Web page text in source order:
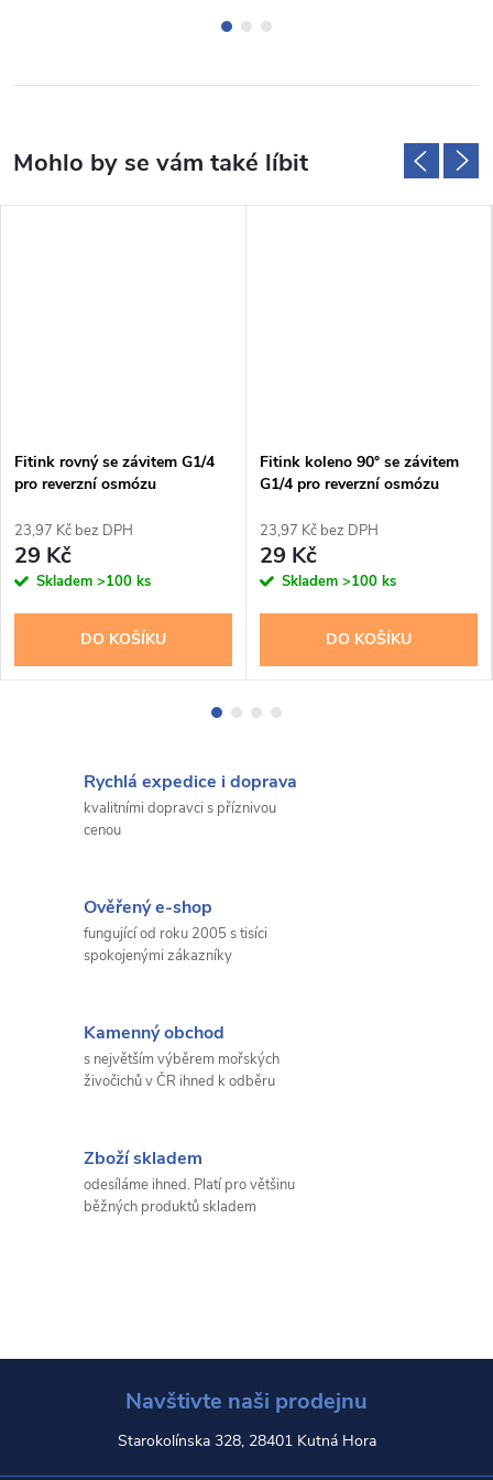
Fitink rovný se závitem G1/4
pro reverzní osmózu
23,97 Kč bez DPH
29 Kč
Skladem >100 ks
DO KOŠÍKU
Fitink koleno 90° se závitem
G1/4 pro reverzní osmózu
23,97 Kč bez DPH
29 Kč
Skladem >100 ks
DO KOŠÍKU
Rychlá expedice i doprava
kvalitními dopravci s příznivou
cenou
Ověřený e-shop
fungující od roku 2005 s tisíci
spokojenými zákazníky
Kamenný obchod
s největším výběrem mořských
živočichů v ČR ihned k odběru
Zboží skladem
odesíláme ihned. Platí pro většinu
běžných produktů skladem
Navštivte naši prodejnu
Starokolínska 328, 28401 Kutná Hora